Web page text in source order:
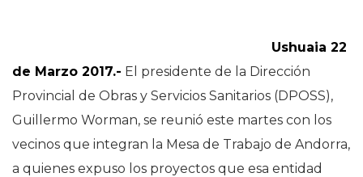
Ushuaia 22
de Marzo 2017.- El presidente de la Dirección
Provincial de Obras y Servicios Sanitarios (DPOSS),
Guillermo Worman, se reunió este martes con los
vecinos que integran la Mesa de Trabajo de Andorra,
a quienes expuso los proyectos que esa entidad